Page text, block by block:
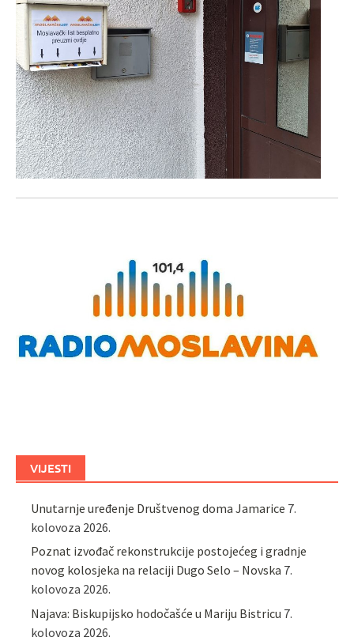
VIJESTI
Unutarnje uređenje Društvenog doma Jamarice 7.
kolovoza 2026.
Poznat izvođač rekonstrukcije postojećeg i gradnje
novog kolosjeka na relaciji Dugo Selo – Novska 7.
kolovoza 2026.
Najava: Biskupijsko hodočašće u Mariju Bistricu 7.
kolovoza 2026.